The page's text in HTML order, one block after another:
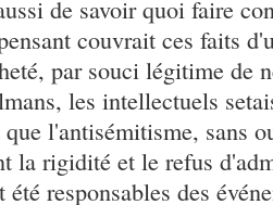
de savoir quoi faire
couvrait ces faits
par souci légitime de
les intellectuels
l'antisémitisme, sans
la rigidité et le refus
responsables des